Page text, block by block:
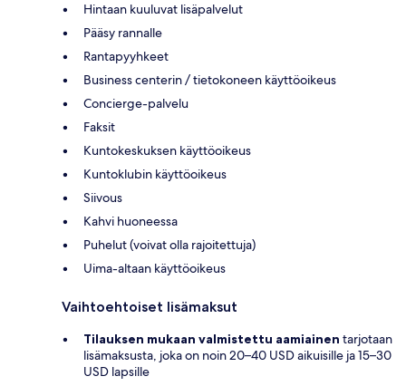
Hintaan kuuluvat lisäpalvelut
Pääsy rannalle
Rantapyyhkeet
Business centerin / tietokoneen käyttöoikeus
Concierge-palvelu
Faksit
Kuntokeskuksen käyttöoikeus
Kuntoklubin käyttöoikeus
Siivous
Kahvi huoneessa
Puhelut (voivat olla rajoitettuja)
Uima-altaan käyttöoikeus
Vaihtoehtoiset lisämaksut
Tilauksen mukaan valmistettu aamiainen tarjotaan
lisämaksusta, joka on noin 20–40 USD aikuisille ja 15–30
USD lapsille